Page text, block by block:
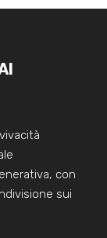
con
sui